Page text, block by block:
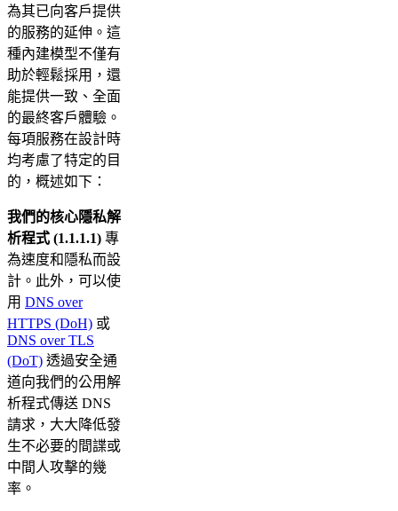
為其已向客戶提供
的服務的延伸。這
種內建模型不僅有
助於輕鬆採用，還
能提供一致、全面
的最終客戶體驗。
每項服務在設計時
均考慮了特定的目
的，概述如下：
我們的核心隱私解
析程式 (1.1.1.1) 專
為速度和隱私而設
計。此外，可以使
用 DNS over
HTTPS (DoH) 或
DNS over TLS
(DoT) 透過安全通
道向我們的公用解
析程式傳送 DNS
請求，大大降低發
生不必要的間諜或
中間人攻擊的幾
率。